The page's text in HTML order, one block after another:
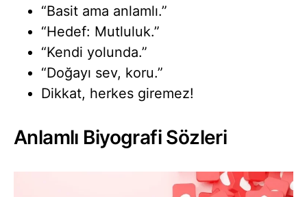
“Basit ama anlamlı.”
“Hedef: Mutluluk.”
“Kendi yolunda.”
“Doğayı sev, koru.”
Dikkat, herkes giremez!
Anlamlı Biyografi Sözleri